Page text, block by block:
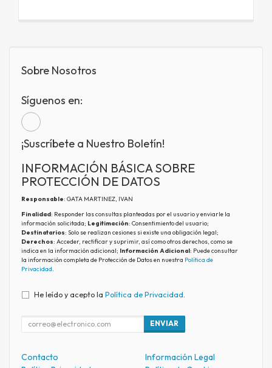
Sobre Nosotros
Síguenos en:
¡Suscríbete a Nuestro Boletín!
INFORMACIÓN BÁSICA SOBRE
PROTECCIÓN DE DATOS
Responsable: GATA MARTINEZ, IVAN
Finalidad: Responder las consultas planteadas por el usuario y enviarle la
información solicitada; Legitimación: Consentimiento del usuario;
Destinatarios: Solo se realizan cesiones si existe una obligación legal;
Derechos: Acceder, rectificar y suprimir, así como otros derechos, como se
indica en la información adicional; Información Adicional: Puede consultar
la información completa de Protección de Datos en nuestra Política de
Privacidad.
He leído y acepto la Política de Privacidad
ENVIAR
Contacto
Información Legal